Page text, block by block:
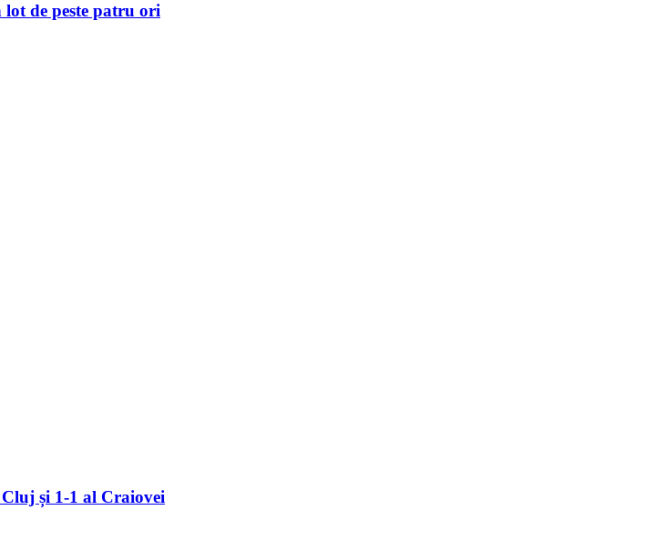
lot de peste patru ori
și 1-1 al Craiovei